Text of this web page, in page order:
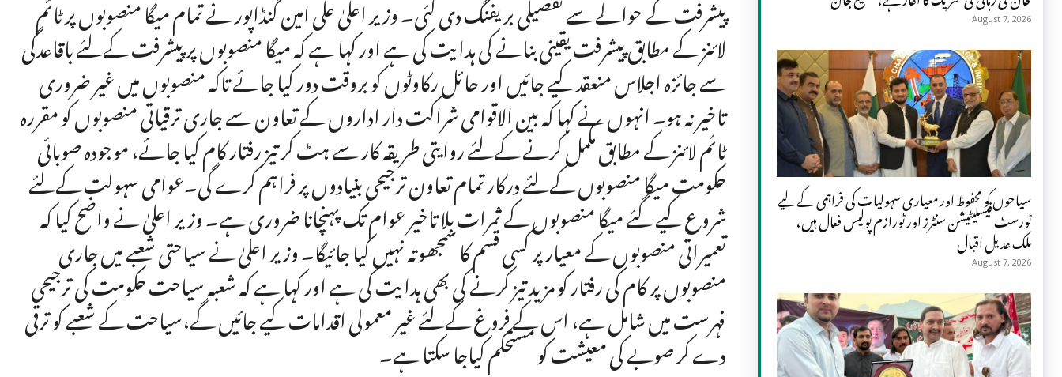
پیشرفت کے حوالے سے تفصیلی بریفنگ دی گئی۔ وزیر اعلیٰ علی امین گنڈاپور نے تمام میگا منصوبوں پر ٹائم
لائنز کے مطابق پیشرفت یقینی بنانے کی ہدایت کی ہے اور کہا ہے کہ میگا منصوبوں پر پیشرفت کےلئے باقاعدگی
سے جائزہ اجلاس منعقد کیے جائیں اور حائل رکاوٹوں کو بروقت دور کیا جائے تاکہ منصوبوں میں غیر ضروری
تاخیر نہ ہو۔ انہوں نے کہا کہ بین الاقوامی شراکت دار اداروں کے تعاون سے جاری ترقیاتی منصوبوں کو مقررہ
ٹائم لائنز کے مطابق مکمل کرنے کےلئے روایتی طریقہ کار سے ہٹ کر تیز رفتار کام کیا جائے، موجودہ صوبائی
حکومت میگا منصوبوں کےلئے درکار تمام تعاون ترجیحی بنیادوں پر فراہم کرے گی۔عوامی سہولت کےلئے
شروع کیے گئے میگا منصوبوں کے ثمرات بلا تاخیر عوام تک پہنچانا ضروری ہے۔ وزیر اعلیٰ نے واضح کیا کہ
تعمیراتی منصوبوں کے معیار پر کسی قسم کا سمجھوتہ نہیں کیا جائیگا۔ وزیر اعلیٰ نے سیاحتی شعبے میں جاری
منصوبوں پر کام کی رفتار کو مزید تیز کرنے کی بھی ہدایت کی ہے اور کہا ہے کہ شعبہ سیاحت حکومت کی ترجیحی
فہرست میں شامل ہے، اس کے فروغ کےلئے غیر معمولی اقدامات کیے جائیں گے،سیاحت کے شعبے کو ترقی
دے کر صوبے کی معیشت کو مستحکم کیاجا سکتا ہے۔
August 7, 2026
سیاحوں کو محفوظ اور معیاری سہولیات کی فراہمی کے لیے
ٹورسٹ فیسلیٹیشن سنٹرز اور ٹورازم پولیس فعال ہیں،
ملک عدیل اقبال
August 7, 2026